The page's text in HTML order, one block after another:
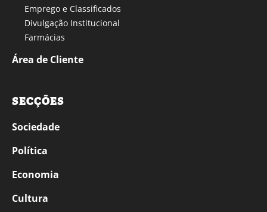
Emprego e Classificados
Divulgação Institucional
Farmácias
Área de Cliente
SECÇÕES
Sociedade
Política
Economia
Cultura